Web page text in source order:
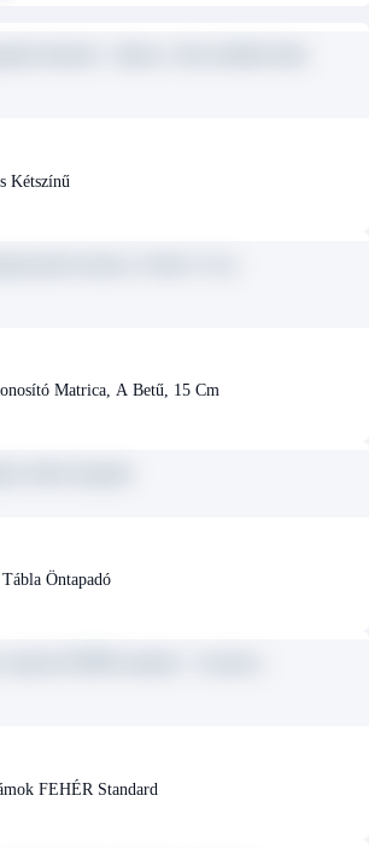
Kétszínű
Matrica, A Betű, 15 Cm
Öntapadó
FEHÉR Standard